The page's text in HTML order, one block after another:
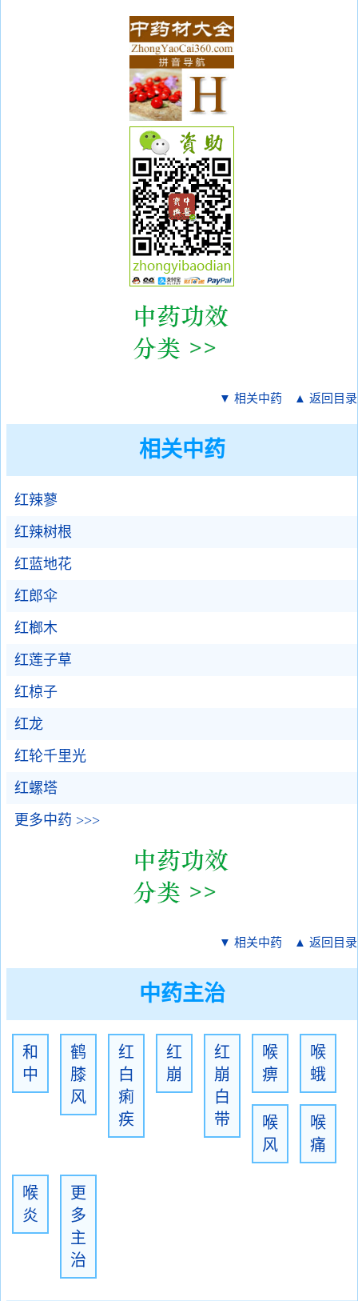
▼ 相关中药 ▲ 返回目录
相关中药
红辣蓼
红辣树根
红蓝地花
红郎伞
红榔木
红莲子草
红椋子
红龙
红轮千里光
红螺塔
更多中药 >>>
▼ 相关中药 ▲ 返回目录
中药主治
和
中
鹤
膝
风
红
白
痢
疾
红
崩
红
崩
白
带
喉
痹
喉
蛾
喉
风
喉
痛
喉
炎
更
多
主
治